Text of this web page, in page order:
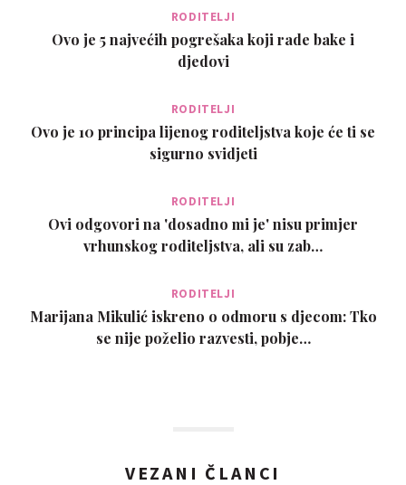
RODITELJI
Ovo je 5 najvećih pogrešaka koji rade bake i
djedovi
RODITELJI
Ovo je 10 principa lijenog roditeljstva koje će ti se
sigurno svidjeti
RODITELJI
Ovi odgovori na 'dosadno mi je' nisu primjer
vrhunskog roditeljstva, ali su zab…
RODITELJI
Marijana Mikulić iskreno o odmoru s djecom: Tko
se nije poželio razvesti, pobje…
VEZANI ČLANCI